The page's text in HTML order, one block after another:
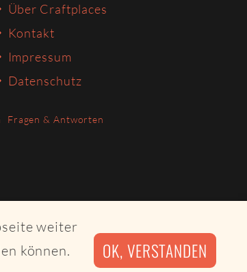
weiter
können.
OK, VERSTANDEN
Über Craftplaces
Kontakt
Impressum
Datenschutz
Fragen & Antworten